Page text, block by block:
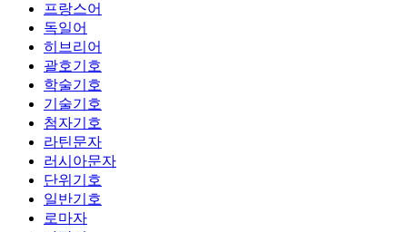
프랑스어
독일어
히브리어
괄호기호
학술기호
기술기호
첨자기호
라틴문자
러시아문자
단위기호
일반기호
로마자